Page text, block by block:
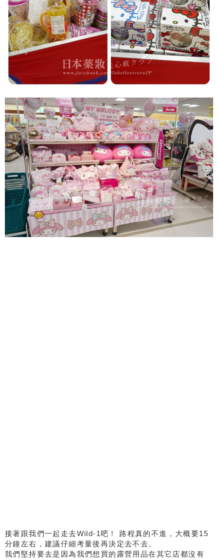
接著跟我們一起走去Wild-1吧！ 路程真的不進，大概要15
分鐘左右，建議仔細考量後再決定去不去。
我們堅持要去是因為我們想買的露營用品在其它店都沒有